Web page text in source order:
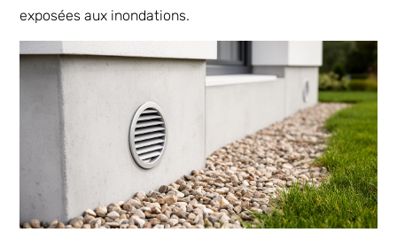
exposées aux inondations.